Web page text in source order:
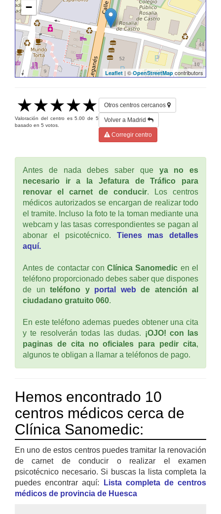
−
Leaflet | © OpenStreetMap contributors
Valoración del centro es5.00 de5
basado en 5 votos.
Otros centros cercanos
Volver a Madrid
Corregir centro
Antes de nada debes saber que ya no es
necesario ir a la Jefatura de Tráfico para
renovar el carnet de conducir. Los centros
médicos autorizados se encargan de realizar todo
el tramite. Incluso la foto te la toman mediante una
webcam y las tasas correspondientes se pagan al
abonar el psicotécnico. Tienes mas detalles
aquí.
Antes de contactar conClínica Sanomedic en el
teléfono proporcionado debes saber que dispones
de un teléfono y portal web de atención al
ciudadano gratuito 060.
En este teléfono ademas puedes obtener una cita
y te resolverán todas las dudas. ¡OJO! con las
paginas de cita no oficiales para pedir cita,
algunos te obligan a llamar a teléfonos de pago.
Hemos encontrado 10
centros médicos cerca de
Clínica Sanomedic:
En uno de estos centros puedes tramitar la renovación
de carnet de conducir o realizar el examen
psicotécnico necesario. Si buscas la lista completa la
puedes encontrar aquí:
Lista completa de centros
médicos de provincia de Huesca